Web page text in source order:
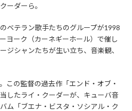
ーダーら。
ベテラン歌手たちのグループが1998
ヨーク（カーネギーホール）で催し
ジシャンたちが生い立ち、音楽観、
この監督の過去作「エンド・オブ・
したライ・クーダーが、キューバ音
ム「ブエナ・ビスタ・ソシアル・ク